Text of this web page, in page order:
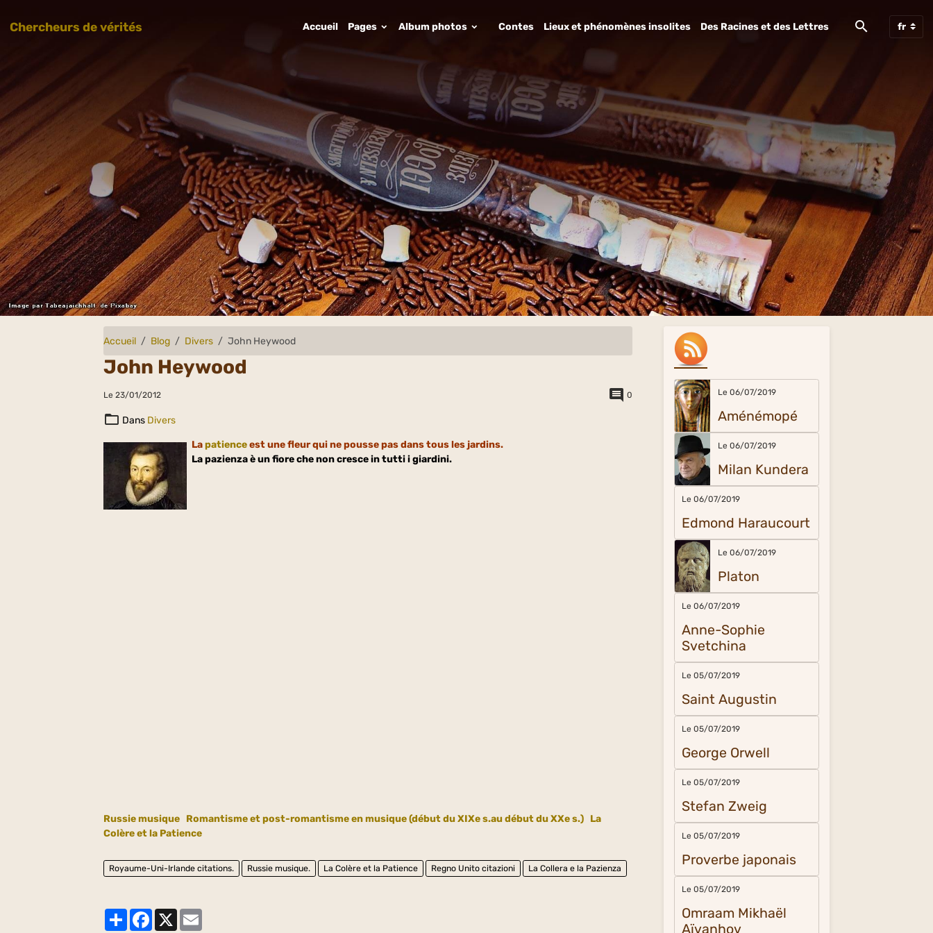
Chercheurs de vérités Accueil Pages Album photos Contes Lieux et phénomènes insolites Des Racines et des Lettres
Accueil Blog Divers John Heywood
John Heywood
Le 23/01/2012 0
Dans Divers
Lapatienceest une fleur qui ne pousse pas dans tous les jardins.
La pazienza è un fiore che non cresce in tutti i giardini.
Russie musique Romantisme et post-romantisme en musique (début du XIXe s.au début du XXe s.) La
Colère et la Patience
Royaume-Uni-Irlande citations. Russie musique. La Colère et la Patience Regno Unito citazioni La Collera e la Pazienza
PartagerFacebook
X
Le 06/07/2019
Aménémopé
Le 06/07/2019
Milan Kundera
Le 06/07/2019
Edmond Haraucourt
Le 06/07/2019
Platon
Le 06/07/2019
Anne-Sophie
Svetchina
Le 05/07/2019
Saint Augustin
Le 05/07/2019
George Orwell
Le 05/07/2019
Stefan Zweig
Le 05/07/2019
Proverbe japonais
Le 05/07/2019
Omraam Mikhaël
Aïvanhov